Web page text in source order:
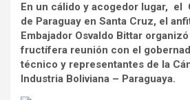
En un cálido y acogedor lugar, el
de Paraguay en Santa Cruz, el
Embajador Osvaldo Bittar
fructífera reunión con el
técnico y representantes de la
Industria Boliviana – Paraguaya.